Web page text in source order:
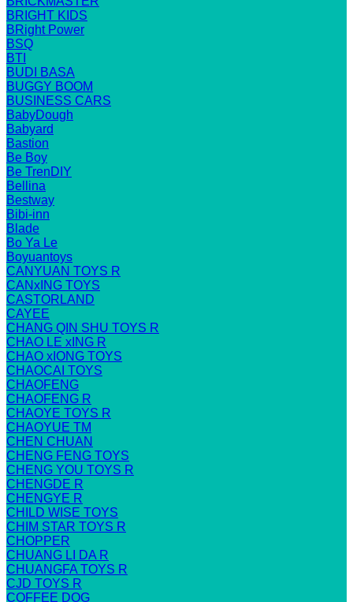
BRIGHT KIDS
BRight Power
BSQ
BTI
BUDI BASA
BUGGY BOOM
BUSINESS CARS
BabyDough
Babyard
Bastion
Be Boy
Be TrenDIY
Bellina
Bestway
Bibi-inn
Blade
Bo Ya Le
Boyuantoys
CANYUAN TOYS R
CANxING TOYS
CASTORLAND
CAYEE
CHANG QIN SHU TOYS R
CHAO LE xING R
CHAO xIONG TOYS
CHAOCAI TOYS
CHAOFENG
CHAOFENG R
CHAOYE TOYS R
CHAOYUE TM
CHEN CHUAN
CHENG FENG TOYS
CHENG YOU TOYS R
CHENGDE R
CHENGYE R
CHILD WISE TOYS
CHIM STAR TOYS R
CHOPPER
CHUANG LI DA R
CHUANGFA TOYS R
CJD TOYS R
COFFEE DOG